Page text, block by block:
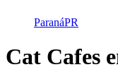
ParanáPR
Cat Cafes